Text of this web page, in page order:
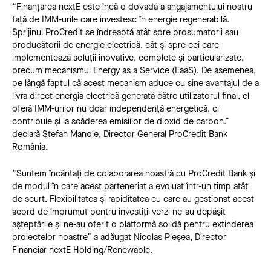
“Finanțarea nextE este încă o dovadă a angajamentului nostru
față de IMM-urile care investesc în energie regenerabilă.
Sprijinul ProCredit se îndreaptă atât spre prosumatorii sau
producătorii de energie electrică, cât și spre cei care
implementează soluții inovative, complete și particularizate,
precum mecanismul Energy as a Service (EaaS). De asemenea,
pe lângă faptul că acest mecanism aduce cu sine avantajul de a
livra direct energia electrică generată către utilizatorul final, el
oferă IMM-urilor nu doar independență energetică, ci
contribuie și la scăderea emisiilor de dioxid de carbon.“
declară Ștefan Manole, Director General ProCredit Bank
România.
”Suntem încântați de colaborarea noastră cu ProCredit Bank și
de modul în care acest parteneriat a evoluat într-un timp atât
de scurt. Flexibilitatea și rapiditatea cu care au gestionat acest
acord de împrumut pentru investiții verzi ne-au depășit
așteptările și ne-au oferit o platformă solidă pentru extinderea
proiectelor noastre” a adăugat Nicolas Pleșea, Director
Financiar nextE Holding/Renewable.